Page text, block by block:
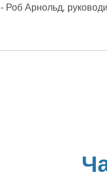
- Роб Арнольд,